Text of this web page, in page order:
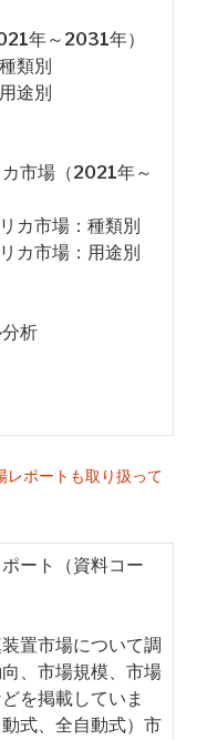
年～2031年）
類別
途別
市場（2021年～
カ市場：種類別
カ市場：用途別
析
ポートも取り扱って
ート（資料コー
置市場について調
、市場規模、市場
を掲載していま
式、全自動式）市